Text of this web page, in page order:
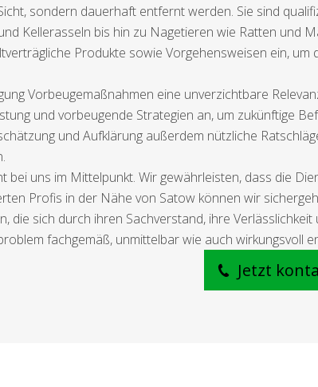
sondern dauerhaft entfernt werden. Sie sind
Kellerasseln bis hin zu Nagetieren wie Ratten und
Produkte sowie Vorgehensweisen ein,
Vorbeugemaßnahmen eine unverzichtbare
und vorbeugende Strategien an, um zukünftige
und Aufklärung außerdem nützliche
bei uns im Mittelpunkt. Wir gewährleisten, dass die
Profis in der Nähe von Satow können wir
die sich durch ihren Sachverstand, ihre
fachgemäß, unmittelbar wie auch wirkungsvoll
Jetzt